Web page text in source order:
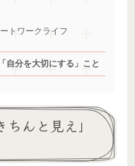
トワークライフ
自分を大切にする」こと
んと見え」